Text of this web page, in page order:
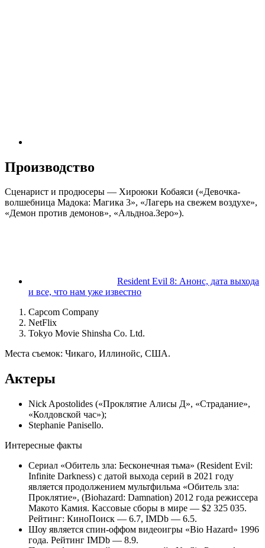
Производство
Сценарист и продюсеры — Хироюки Кобаяси («Девочка-
волшебница Мадока: Магика 3», «Лагерь на свежем воздухе»,
«Демон против демонов», «Альдноа.Зеро»).
Resident Evil 8: Анонс, дата выхода
и все, что нам уже известно
Capcom Company
NetFlix
Tokyo Movie Shinsha Co. Ltd.
Места съемок: Чикаго, Иллинойс, США.
Актеры
Nick Apostolides («Проклятие Алисы Д», «Страдание»,
«Колдовской час»);
Stephanie Panisello.
Интересные факты
Сериал «Обитель зла: Бесконечная тьма» (Resident Evil:
Infinite Darkness) с датой выхода серий в 2021 году
является продолжением мультфильма «Обитель зла:
Проклятие», (Biohazard: Damnation) 2012 года режиссера
Макото Камия. Кассовые сборы в мире — $2 325 035.
Рейтинг: КиноПоиск — 6.7, IMDb — 6.5.
Шоу является спин-оффом видеоигры «Bio Hazard» 1996
года. Рейтинг IMDb — 8.9.